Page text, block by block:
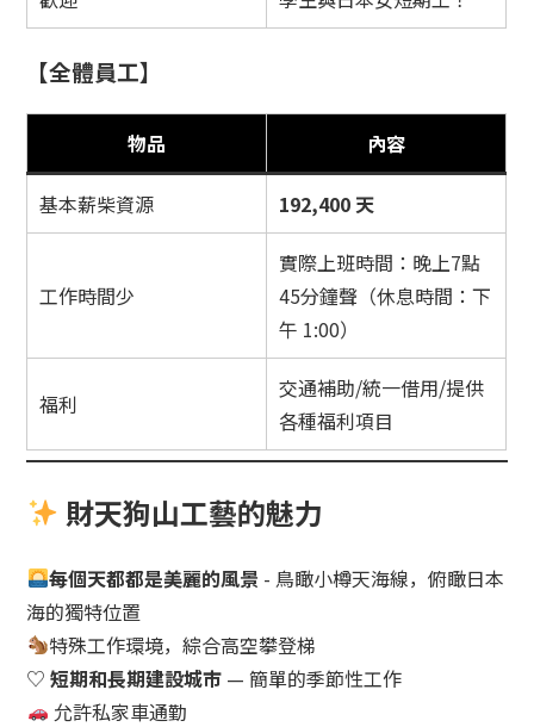
【全體員工】
物品 內容
基本薪柴資源 192,400 天
工作時間少
實際上班時間：晚上7點
45分鐘聲（休息時間：下
午 1:00）
福利
交通補助/統一借用/提供
各種福利項目
財天狗山工藝的魅力
每個天都都是美麗的風景 - 鳥瞰小樽天海線，俯瞰日本
海的獨特位置
特殊工作環境，綜合高空攀登梯
♡短期和長期建設城市 — 簡單的季節性工作
允許私家車通勤